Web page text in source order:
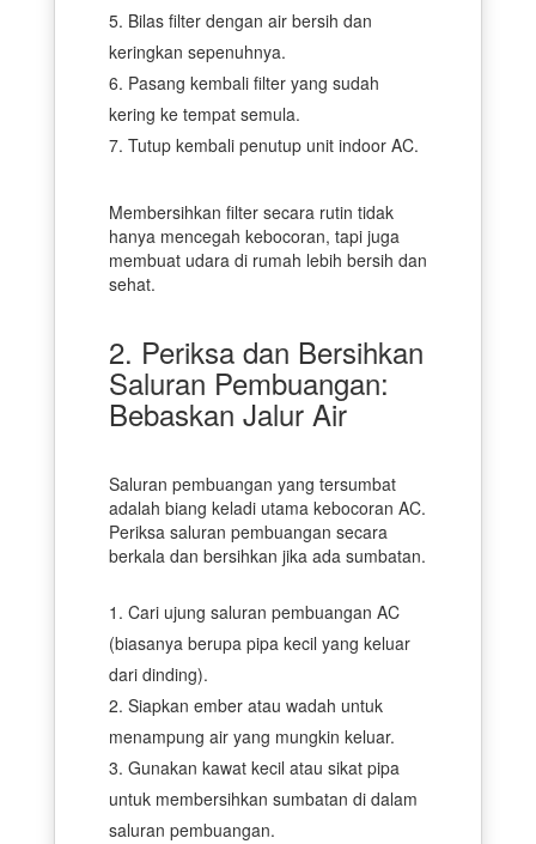
Bilas filter dengan air bersih dan
keringkan sepenuhnya.
Pasang kembali filter yang sudah
kering ke tempat semula.
Tutup kembali penutup unit indoor AC.
Membersihkan filter secara rutin tidak
hanya mencegah kebocoran, tapi juga
membuat udara di rumah lebih bersih dan
sehat.
2. Periksa dan Bersihkan
Saluran Pembuangan:
Bebaskan Jalur Air
Saluran pembuangan yang tersumbat
adalah biang keladi utama kebocoran AC.
Periksa saluran pembuangan secara
berkala dan bersihkan jika ada sumbatan.
Cari ujung saluran pembuangan AC
(biasanya berupa pipa kecil yang keluar
dari dinding).
Siapkan ember atau wadah untuk
menampung air yang mungkin keluar.
Gunakan kawat kecil atau sikat pipa
untuk membersihkan sumbatan di dalam
saluran pembuangan.